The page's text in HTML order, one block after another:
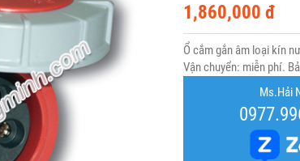
1,860,000 đ
Ổ cắm gắn âm loại kín
Vận chuyển: miễn phí.
Ms.Hải